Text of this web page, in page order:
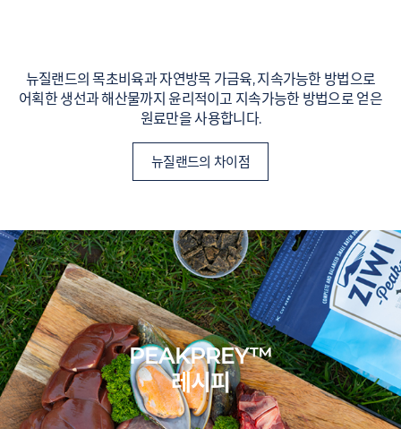
뉴질랜드의 목초비육과 자연방목 가금육, 지속가능한 방법으로
어획한 생선과 해산물까지 윤리적이고 지속가능한 방법으로 얻은
원료만을 사용합니다.
뉴질랜드의 차이점
PEAKPREY™
레시피